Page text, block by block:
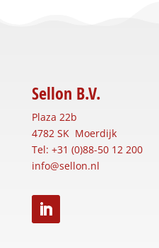
Sellon B.V.
Plaza 22b
4782 SK Moerdijk
Tel: +31 (0)88-50 12 200
info@sellon.nl